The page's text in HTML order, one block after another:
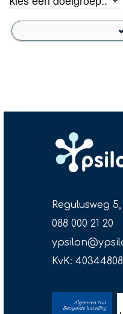
Regulusweg
088 000 21 20
KvK: 40344808